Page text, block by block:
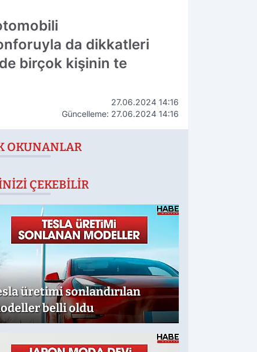
da dikkatleri
birçok kişinin te
27.06.2024 14:16
Güncelleme: 27.06.2024 14:16
OKUNANLAR
ÇEKEBILIR
üretimi sonlandırılan
belli oldu